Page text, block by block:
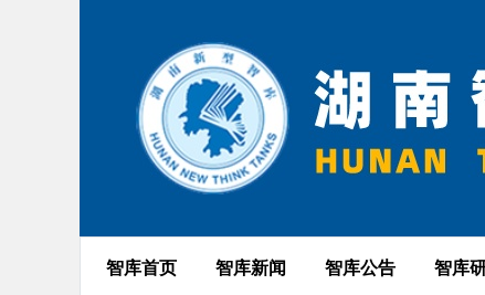
智库首页 智库新闻 智库公告 智库